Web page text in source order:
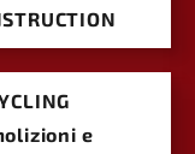
e